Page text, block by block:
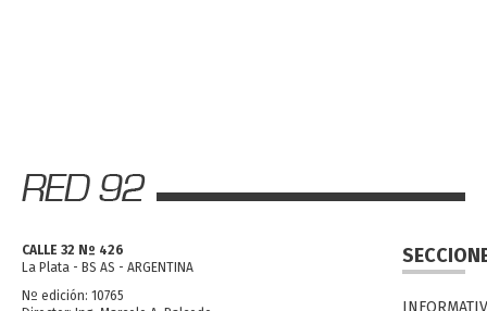
CALLE 32 Nº 426
La Plata - BS AS - ARGENTINA
Nº edición: 10765